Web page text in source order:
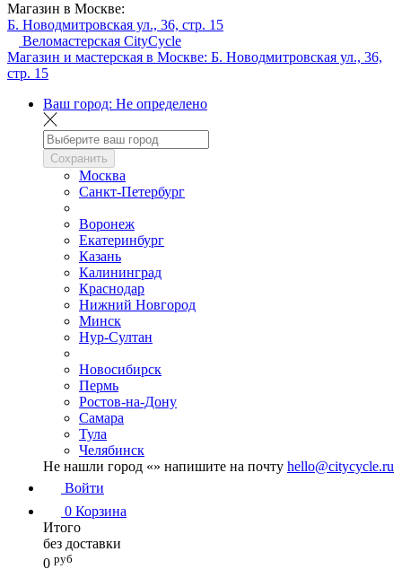
Магазин в Москве:
Б. Новодмитровская ул., 36, стр. 15
Веломастерская CityCycle
Магазин и мастерская в Москве: Б. Новодмитровская ул., 36,
стр. 15
Ваш город: Не определено
Сохранить
Москва
Санкт-Петербург
Воронеж
Екатеринбург
Казань
Калининград
Краснодар
Нижний Новгород
Минск
Нур-Султан
Новосибирск
Пермь
Ростов-на-Дону
Самара
Тула
Челябинск
Не нашли город «» напишите на почту hello@citycycle.ru
Войти
0 Корзина
Итого
без доставки
0 руб